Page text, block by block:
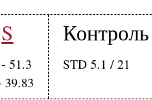
S
51.3
39.83
STD 5.1 / 21